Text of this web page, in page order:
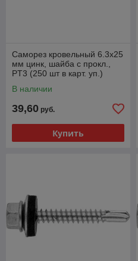
Саморез кровельный 6.3х25
мм цинк, шайба с прокл.,
PT3 (250 шт в карт. уп.)
В наличии
39,60 руб.
Купить